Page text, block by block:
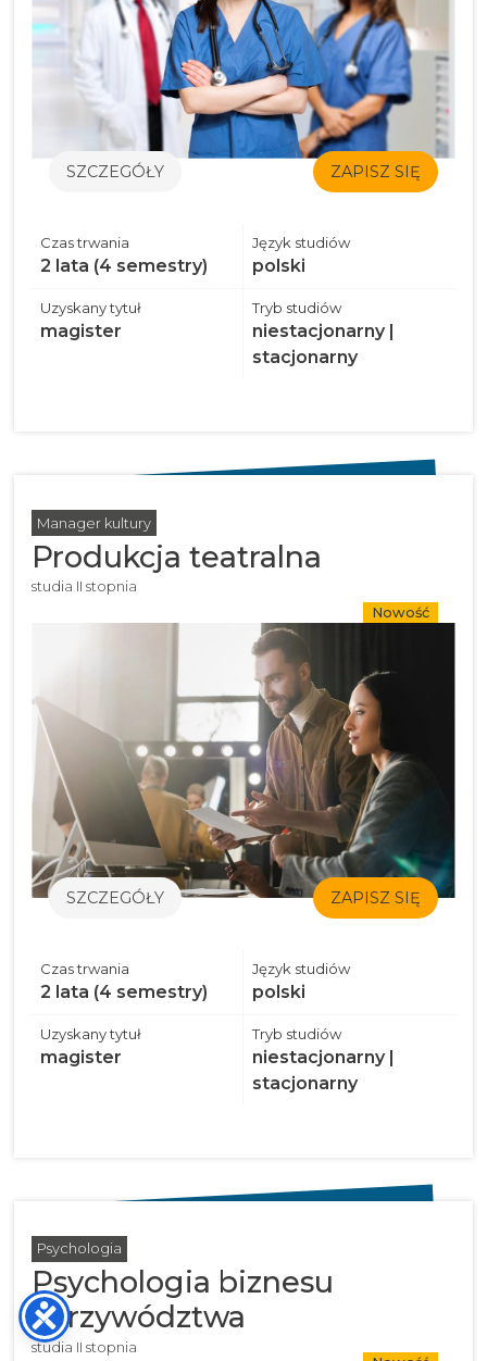
SZCZEGÓŁY ZAPISZ SIĘ
Czas trwania
2 lata (4 semestry)
Język studiów
polski
Uzyskany tytuł
magister
Tryb studiów
niestacjonarny |
stacjonarny
Manager kultury
Produkcja teatralna
studia II stopnia
Nowość
SZCZEGÓŁY ZAPISZ SIĘ
Czas trwania
2 lata (4 semestry)
Język studiów
polski
Uzyskany tytuł
magister
Tryb studiów
niestacjonarny |
stacjonarny
Psychologia
Psychologia biznesu
i przywództwa
studia II stopnia